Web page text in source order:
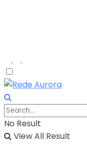
No Result
View All Result